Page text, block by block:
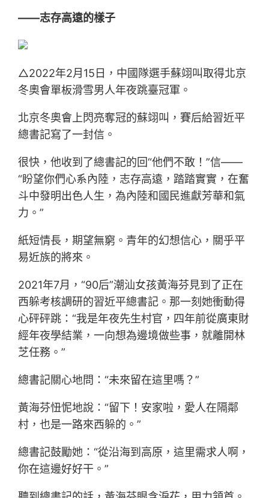
——志存高遠的樣子
△2022年2月15日，中國隊選手蘇翊叫取得北京
冬奧會單板滑雪男人年夜跳臺冠軍。
北京冬奧會上閃亮奪冠的蘇翊叫，賽后給習近平
總書記寫了一封信。
很快，他收到了總書記的回“他們不敢！”信——
“盼望你們心系內陸，志存高遠，踏踏實實，在奮
斗中發明出色人生，為內陸和國民進獻芳華和氣
力。”
紙短情長，期望無窮。青年的幻想信心，關乎平
易近族的將來。
2021年7月，“90后”潮汕女孩黃海芬見到了正在
西躲考核調研的習近平總書記。那一刻她衝動得
心砰砰跳：“我是年夜先生村官，四年前從廣東財
經年夜學結業，一向想為邊境做些事，就離開林
芝任務。”
總書記關心地問：“未來留在這里嗎？”
黃海芬忸怩地說：“留下！安家啦，愛人在隔鄰
村，也是一路來西躲的。”
總書記鼓勵她：“從沿海到高原，這里需求人啊，
你在這邊好好干。”